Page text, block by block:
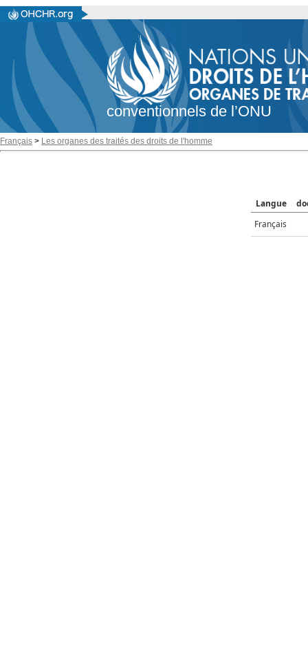
conventionnels de l’ONU
Français > Les organes des traités des droits de l'homme
Langue
Français